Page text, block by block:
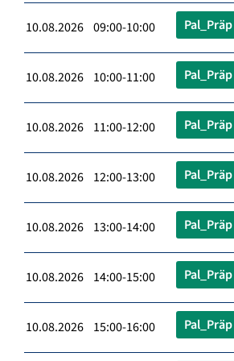
10.08.2026 09:00-10:00 Pal_Präp
10.08.2026 10:00-11:00 Pal_Präp
10.08.2026 11:00-12:00 Pal_Präp
10.08.2026 12:00-13:00 Pal_Präp
10.08.2026 13:00-14:00 Pal_Präp
10.08.2026 14:00-15:00 Pal_Präp
10.08.2026 15:00-16:00 Pal_Präp